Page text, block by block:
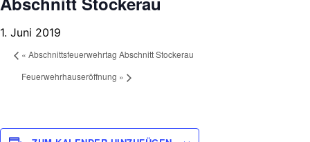
1. Juni 2019
« Abschnittsfeuerwehrtag Abschnitt Stockerau
Feuerwehrhauseröffnung »